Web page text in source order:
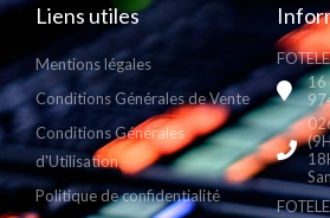
Liens utiles
Mentions légales
Conditions Générales de Vente
Conditions Générales
d'Utilisation
Politique de confidentialité
16